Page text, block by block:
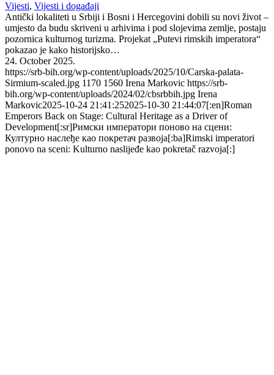
Vijesti, Vijesti i događaji
Antički lokaliteti u Srbiji i Bosni i Hercegovini dobili su novi život –
umjesto da budu skriveni u arhivima i pod slojevima zemlje, postaju
pozornica kulturnog turizma. Projekat „Putevi rimskih imperatora“
pokazao je kako historijsko…
24. October 2025.
https://srb-bih.org/wp-content/uploads/2025/10/Carska-palata-
Sirmium-scaled.jpg 1170 1560 Irena Markovic https://srb-
bih.org/wp-content/uploads/2024/02/cbsrbbih.jpg Irena
Markovic2025-10-24 21:41:252025-10-30 21:44:07[:en]Roman
Emperors Back on Stage: Cultural Heritage as a Driver of
Development[:sr]Римски императори поново на сцени:
Културно наслеђе као покретач развоја[:ba]Rimski imperatori
ponovo na sceni: Kulturno naslijeđe kao pokretač razvoja[:]